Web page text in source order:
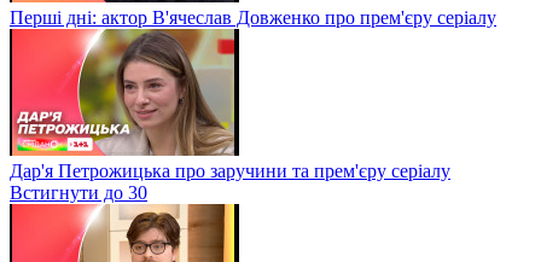
Перші дні: актор В'ячеслав Довженко про прем'єру серіалу
Дар'я Петрожицька про заручини та прем'єру серіалу
Встигнути до 30